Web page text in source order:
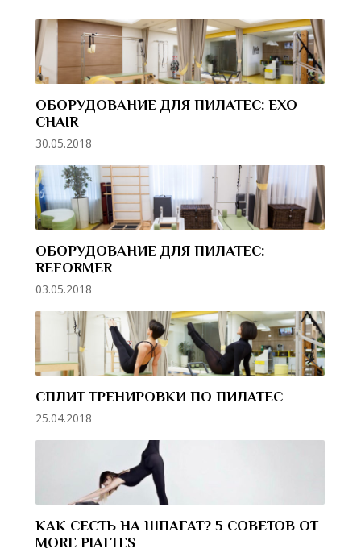
ОБОРУДОВАНИЕ ДЛЯ ПИЛАТЕС: EXO
CHAIR
30.05.2018
ОБОРУДОВАНИЕ ДЛЯ ПИЛАТЕС:
REFORMER
03.05.2018
СПЛИТ ТРЕНИРОВКИ ПО ПИЛАТЕС
25.04.2018
КАК СЕСТЬ НА ШПАГАТ? 5 СОВЕТОВ ОТ
MORE PIALTES